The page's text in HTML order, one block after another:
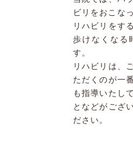
ビリをおこな
リハビリをす
歩けなくなる
す。
リハビリは、
ただくのが一
も指導いたし
となどがござ
ださい。